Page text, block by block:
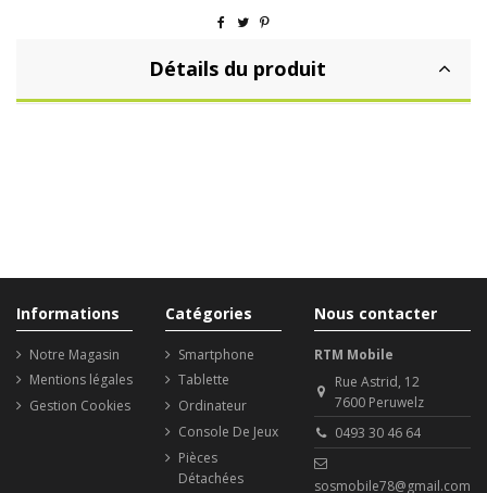
Détails du produit
Informations
Notre Magasin
Mentions légales
Gestion Cookies
Catégories
Smartphone
Tablette
Ordinateur
Console De Jeux
Pièces
Détachées
Nous contacter
RTM Mobile
Rue Astrid, 12
7600 Peruwelz
0493 30 46 64
sosmobile78@gmail.com